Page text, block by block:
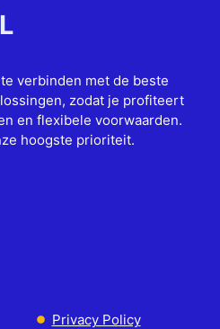
verbinden met de beste
zodat je profiteert
en flexibele voorwaarden.
hoogste prioriteit.
Privacy Policy